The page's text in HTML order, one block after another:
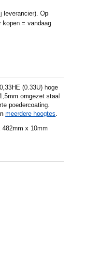
leverancier). Op
kopen = vandaag
(0.33U) hoge
omgezet staal
poedercoating.
meerdere hoogtes.
x 10mm